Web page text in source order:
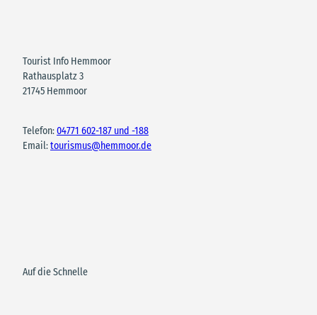
Tourist Info Hemmoor
Rathausplatz 3
21745 Hemmoor
Telefon:04771 602-187 und -188
Email:tourismus@hemmoor.de
Auf die Schnelle